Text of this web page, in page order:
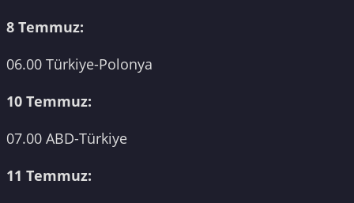
8 Temmuz:
06.00 Türkiye-Polonya
10 Temmuz:
07.00 ABD-Türkiye
11 Temmuz: